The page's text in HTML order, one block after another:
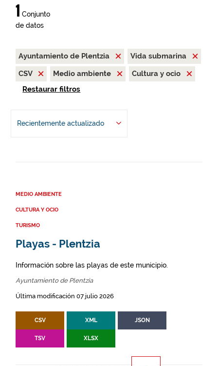
1 Conjunto
de datos
Ayuntamiento de Plentzia
Vida submarina
CSV
Medio ambiente
Cultura y ocio
Restaurar filtros
Recientemente actualizado
MEDIO AMBIENTE
CULTURA Y OCIO
TURISMO
Playas - Plentzia
Información sobre las playas de este municipio.
Ayuntamiento de Plentzia
Última modificación 07 julio 2026
CSV XML JSON
TSV XLSX